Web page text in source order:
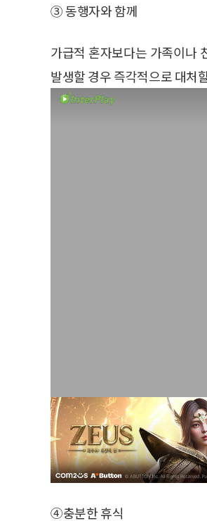
③ 동행자와 함께
가급적 혼자보다는 가족이나
발생할 경우 즉각적으로 대처
④충분한 휴식